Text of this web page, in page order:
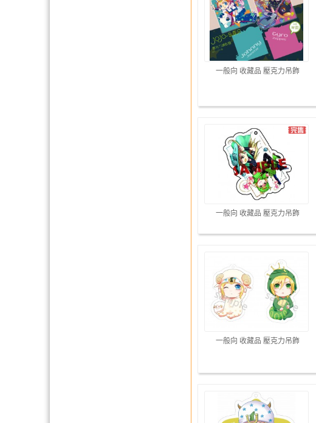
一般向 收藏品 壓克力吊飾
一般向 收藏品 壓克力吊飾
一般向 收藏品 壓克力吊飾